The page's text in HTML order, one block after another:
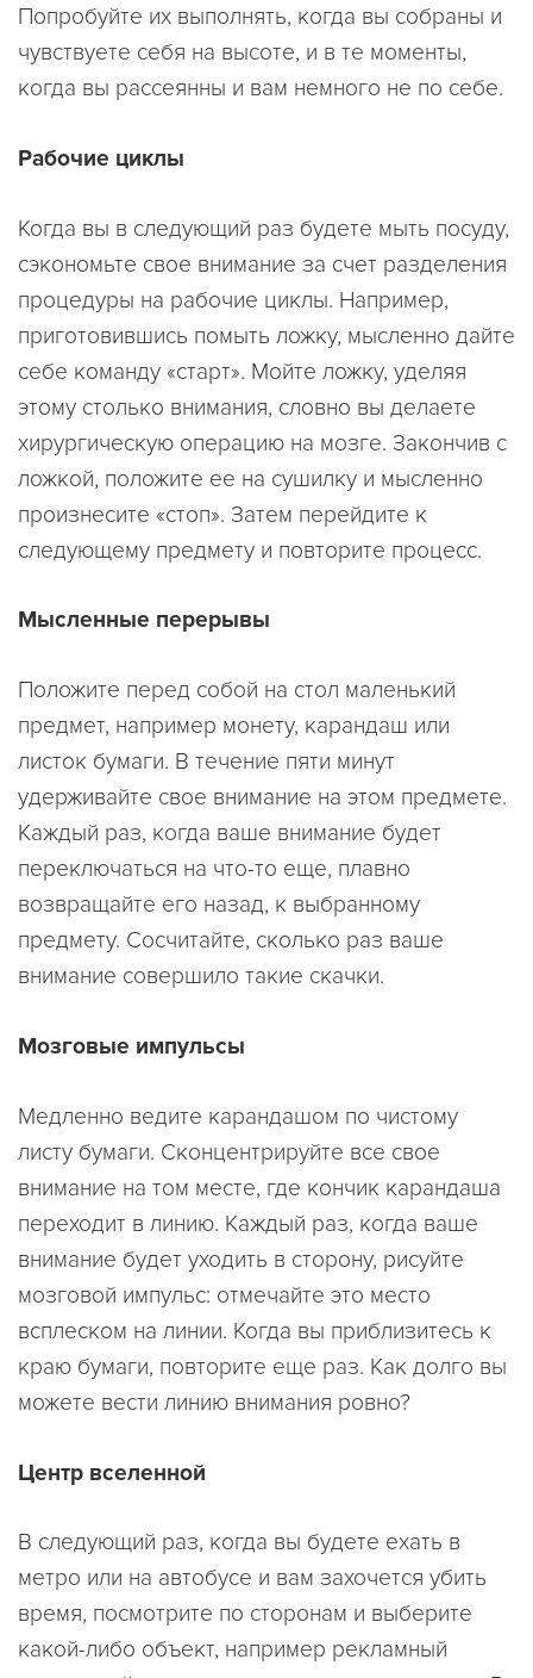
Попробуйте их выполнять, когда вы собраны и
чувствуете себя на высоте, и в те моменты,
когда вы рассеянны и вам немного не по себе.
Рабочие циклы
Когда вы в следующий раз будете мыть посуду,
сэкономьте свое внимание за счет разделения
процедуры на рабочие циклы. Например,
приготовившись помыть ложку, мысленно дайте
себе команду «старт». Мойте ложку, уделяя
этому столько внимания, словно вы делаете
хирургическую операцию на мозге. Закончив с
ложкой, положите ее на сушилку и мысленно
произнесите «стоп». Затем перейдите к
следующему предмету и повторите процесс.
Мысленные перерывы
Положите перед собой на стол маленький
предмет, например монету, карандаш или
листок бумаги. В течение пяти минут
удерживайте свое внимание на этом предмете.
Каждый раз, когда ваше внимание будет
переключаться на что-то еще, плавно
возвращайте его назад, к выбранному
предмету. Сосчитайте, сколько раз ваше
внимание совершило такие скачки.
Мозговые импульсы
Медленно ведите карандашом по чистому
листу бумаги. Сконцентрируйте все свое
внимание на том месте, где кончик карандаша
переходит в линию. Каждый раз, когда ваше
внимание будет уходить в сторону, рисуйте
мозговой импульс: отмечайте это место
всплеском на линии. Когда вы приблизитесь к
краю бумаги, повторите еще раз. Как долго вы
можете вести линию внимания ровно?
Центр вселенной
В следующий раз, когда вы будете ехать в
метро или на автобусе и вам захочется убить
время, посмотрите по сторонам и выберите
какой-либо объект, например рекламный